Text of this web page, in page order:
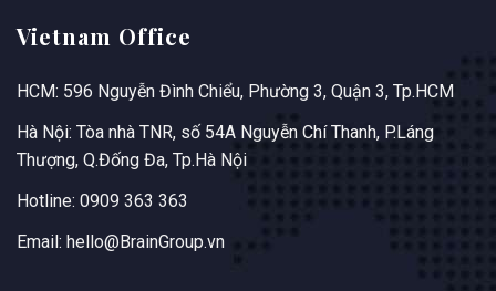
Vietnam Office
HCM: 596 Nguyễn Đình Chiểu, Phường 3, Quận 3, Tp.HCM
Hà Nội: Tòa nhà TNR, số 54A Nguyễn Chí Thanh, P.Láng
Thượng, Q.Đống Đa, Tp.Hà Nội
Hotline: 0909 363 363
Email: hello@BrainGroup.vn